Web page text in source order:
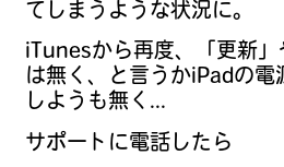
てしまうような状況に。
iTunesから再度、「更新
は無く、と言うかiPadの
しようも無く...
サポートに電話したら